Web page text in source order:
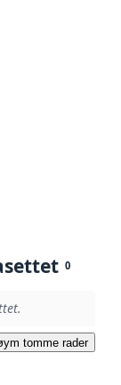
0
tomme rader